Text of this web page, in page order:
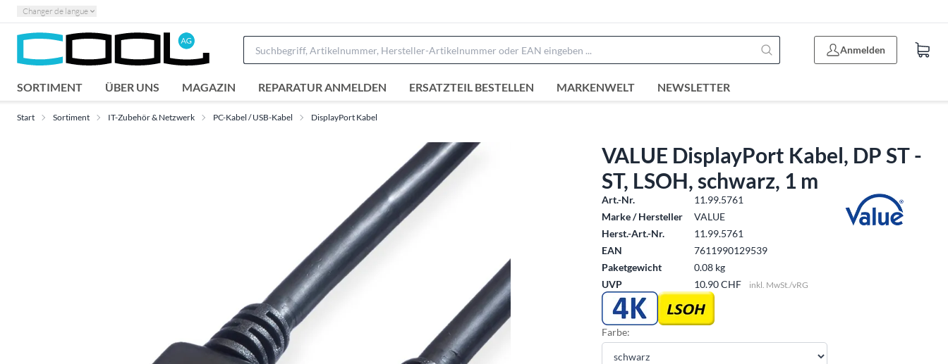
Changer de langue
Anmelden
SORTIMENT ÜBER UNS MAGAZIN REPARATUR ANMELDEN ERSATZTEIL BESTELLEN MARKENWELT NEWSLETTER
Start Sortiment IT-Zubehör & Netzwerk PC-Kabel / USB-Kabel DisplayPort Kabel
VALUE DisplayPort Kabel, DP ST -
ST, LSOH, schwarz, 1 m
Art.-Nr.
11.99.5761
Marke / Hersteller
VALUE
Herst.-Art.-Nr.
11.99.5761
EAN
7611990129539
Paketgewicht
0.08 kg
UVP
10.90 CHF inkl. MwSt./vRG
Farbe: